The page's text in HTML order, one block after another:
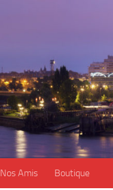
Nos Amis Boutique